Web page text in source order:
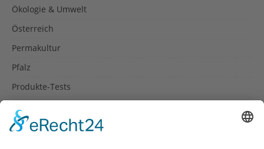
Ökologie & Umwelt
Österreich
Permakultur
Pfalz
Produkte-Tests
Rezepte